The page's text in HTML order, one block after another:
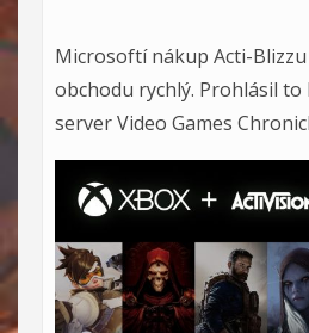
Microsoftí nákup Acti-
obchodu rychlý. Prohlásil to
server Video Games